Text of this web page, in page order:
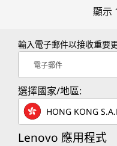
顯示
輸入電子郵件以接收重要
電子郵件
選擇國家/地區:
HONG KONG
Lenovo 應用程式